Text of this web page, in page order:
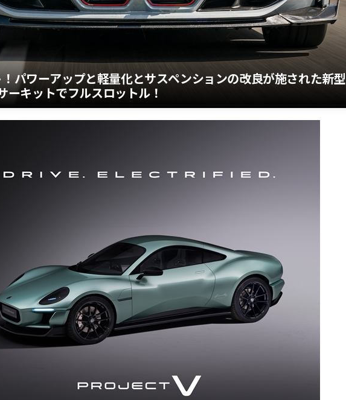
パワーアップと軽量化とサスペンションの改良が施された新型
ーキットでフルスロットル！